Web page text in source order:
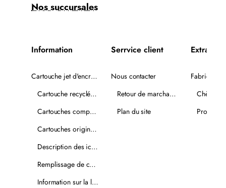
Nos succursales
Information
Cartouche jet d'encre recyclée
Cartouche recyclée PLUS
Cartouches compatibles
Cartouches originales
Description des icônes
Remplissage de cartouches
Information sur la livraison
Serrvice client
Nous contacter
Retour de marchandise
Plan du site
Extra
Fabricants